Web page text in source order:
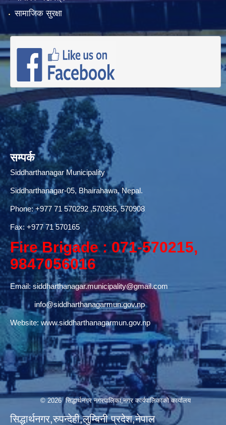
सामाजिक सुरक्षा
सम्पर्क
Siddharthanagar Municipality
Siddharthanagar-05, Bhairahawa, Nepal.
Phone:+977 71 570292,570355, 570908
Fax: +977 71 570165
Fire Brigade : 071-570215,
9847056016
Email:siddharthanagar.municipality@gmail.com
info@siddharthanagarmun.gov.np
Website: www.siddharthanagarmun.gov.np
© 2026 सिद्धार्थनगर नगरपालिका,नगर कार्यपालिकाको कार्यालय
सिद्धार्थनगर,रुपन्देही,लुम्बिनी प्रदेश,नेपाल